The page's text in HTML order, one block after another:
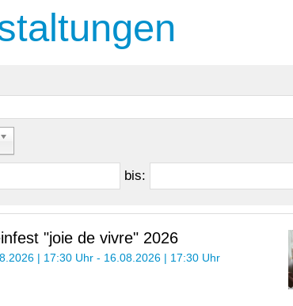
bis:
"joie de vivre" 2026
| 17:30 Uhr - 16.08.2026 | 17:30 Uhr